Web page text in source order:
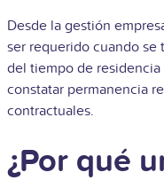
Desde la gestión
ser requerido cuando
del tiempo de
constatar permanencia
contractuales.
¿Por qué